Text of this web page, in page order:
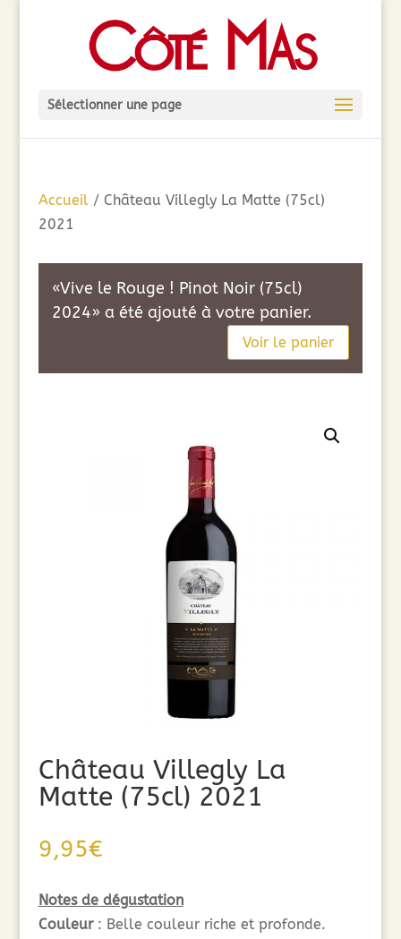
Sélectionner une page
Accueil/ Château Villegly La Matte (75cl)
2021
«Vive le Rouge ! Pinot Noir (75cl)
2024» a été ajouté à votre panier.
Voir le panier
Château Villegly La
Matte (75cl) 2021
9,95€
Notes de dégustation
Couleur: Belle couleur riche et profonde.